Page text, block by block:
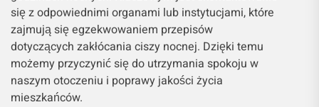
się z odpowiednimi organami lub instytucjami, które
zajmują się egzekwowaniem przepisów
dotyczących zakłócania ciszy nocnej. Dzięki temu
możemy przyczynić się do utrzymania spokoju w
naszym otoczeniu i poprawy jakości życia
mieszkańców.